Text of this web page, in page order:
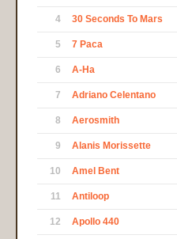
4 30 Seconds To Mars
5 7 Раса
6 A-Ha
7 Adriano Celentano
8 Aerosmith
9 Alanis Morissette
10 Amel Bent
11 Antiloop
12 Apollo 440